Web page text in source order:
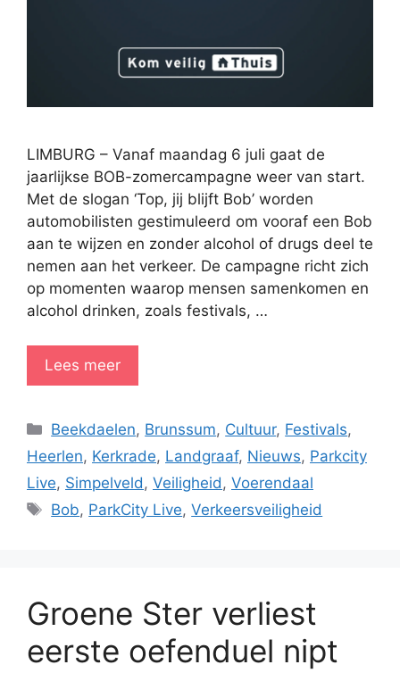
LIMBURG – Vanaf maandag 6 juli gaat de
jaarlijkse BOB-zomercampagne weer van start.
Met de slogan ‘Top, jij blijft Bob’ worden
automobilisten gestimuleerd om vooraf een Bob
aan te wijzen en zonder alcohol of drugs deel te
nemen aan het verkeer. De campagne richt zich
op momenten waarop mensen samenkomen en
alcohol drinken, zoals festivals, …
Lees meer
Categorieën
Beekdaelen, Brunssum, Cultuur, Festivals,
Heerlen, Kerkrade, Landgraaf, Nieuws, Parkcity
Live, Simpelveld , Veiligheid , Voerendaal
Tags
Bob, ParkCity Live,Verkeersveiligheid
Groene Ster verliest
eerste oefenduel nipt